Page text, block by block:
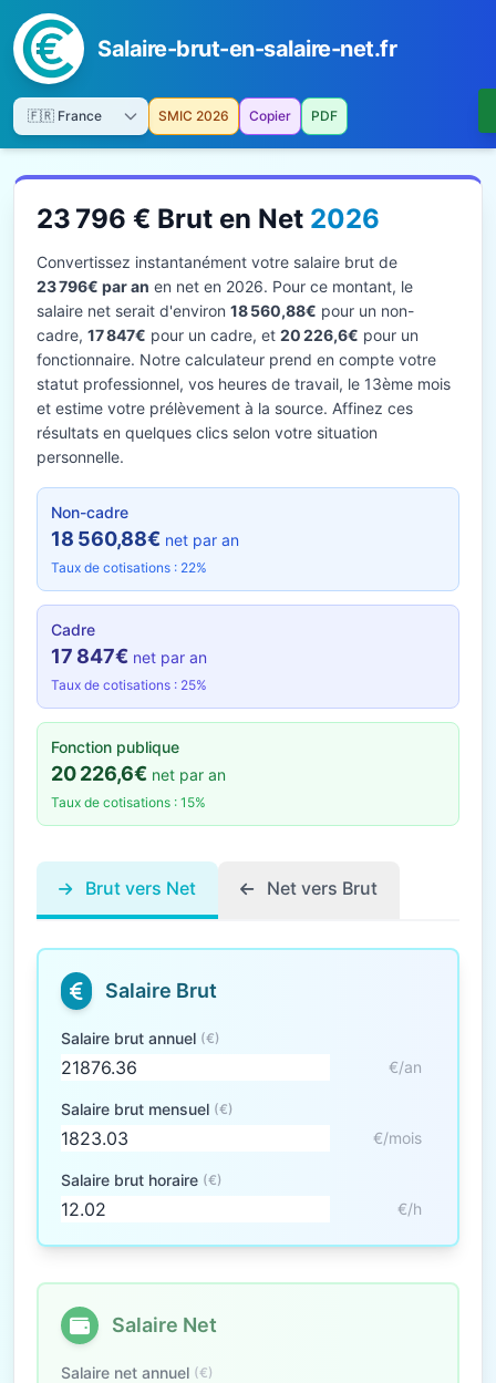
Salaire-brut-en-salaire-net.fr
SMIC 2026 Copier PDF
23 796 € Brut en Net 2026
Convertissez instantanément votre salaire brut de
23 796€ par an en net en 2026. Pour ce montant, le
salaire net serait d'environ 18 560,88€ pour un non-
cadre, 17 847€ pour un cadre, et 20 226,6€ pour un
fonctionnaire. Notre calculateur prend en compte votre
statut professionnel, vos heures de travail, le 13ème mois
et estime votre prélèvement à la source. Affinez ces
résultats en quelques clics selon votre situation
personnelle.
Non-cadre
18 560,88€ net par an
Taux de cotisations : 22%
Cadre
17 847€ net par an
Taux de cotisations : 25%
Fonction publique
20 226,6€ net par an
Taux de cotisations : 15%
Brut vers Net Net vers Brut
Salaire Brut
Salaire brut annuel (€)
€/an
Salaire brut mensuel (€)
€/mois
Salaire brut horaire (€)
€/h
Salaire Net
Salaire net annuel (€)